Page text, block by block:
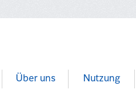
Über uns Nutzung